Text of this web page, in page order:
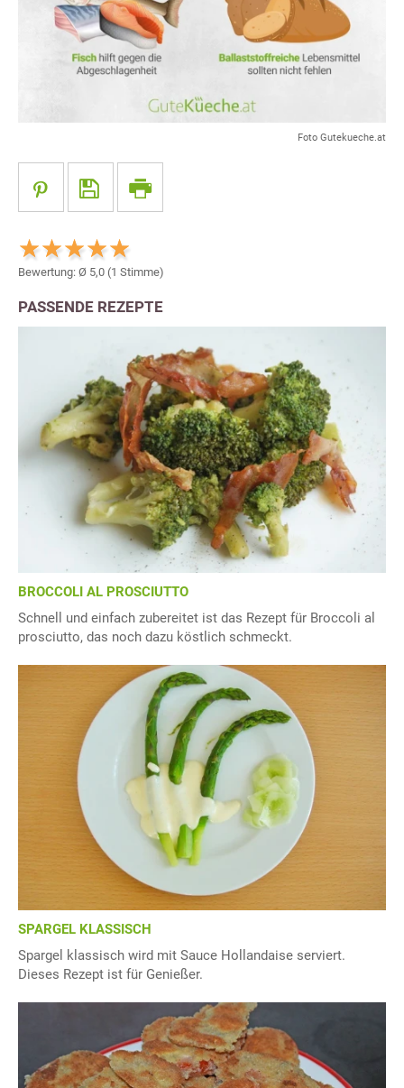
Foto Gutekueche.at
Bewertung: Ø 5,0 (1 Stimme)
PASSENDE REZEPTE
BROCCOLI AL PROSCIUTTO
Schnell und einfach zubereitet ist das Rezept für Broccoli al
prosciutto, das noch dazu köstlich schmeckt.
SPARGEL KLASSISCH
Spargel klassisch wird mit Sauce Hollandaise serviert.
Dieses Rezept ist für Genießer.